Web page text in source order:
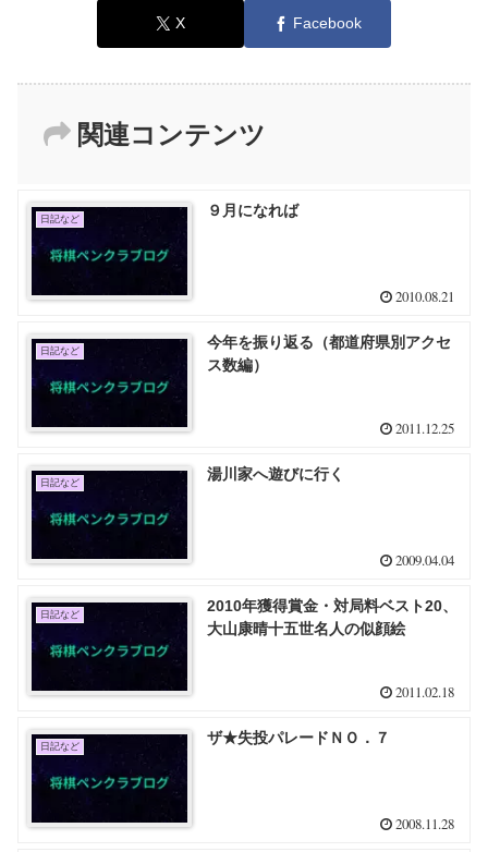
X Facebook
関連コンテンツ
日記など ９月になれば
2010.08.21
日記など
今年を振り返る（都道府県別アクセ
ス数編）
2011.12.25
日記など 湯川家へ遊びに行く
2009.04.04
日記など
2010年獲得賞金・対局料ベスト20、
大山康晴十五世名人の似顔絵
2011.02.18
日記など ザ★失投パレードＮＯ．７
2008.11.28